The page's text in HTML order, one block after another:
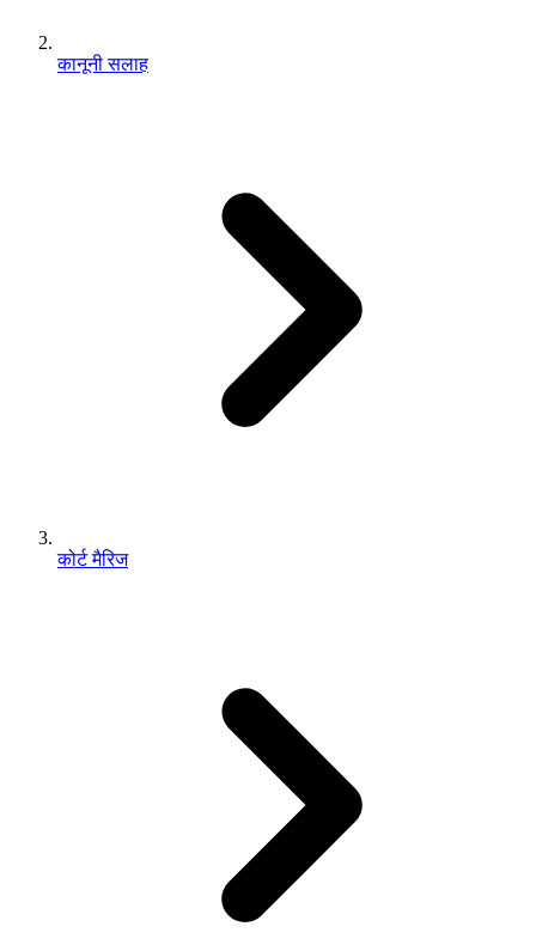
कानूनी सलाह
कोर्ट मैरिज